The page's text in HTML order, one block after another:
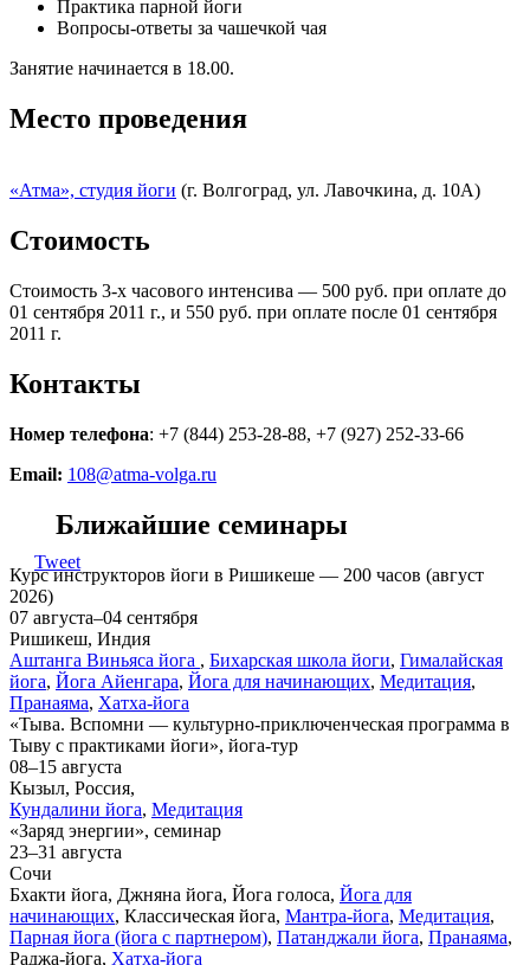
Практика парной йоги
Вопросы-ответы за чашечкой чая
Занятие начинается в 18.00.
Место проведения
«Атма», студия йоги (г. Волгоград, ул. Лавочкина, д. 10А)
Стоимость
Стоимость 3-х часового интенсива — 500 руб. при оплате до
01 сентября 2011 г., и 550 руб. при оплате после 01 сентября
2011 г.
Контакты
Номер телефона: +7 (844) 253-28-88, +7 (927) 252-33-66
Email: 108@atma-volga.ru
Tweet
Ближайшие семинары
Курс инструкторов йоги в Ришикеше — 200 часов (август
2026)
07 августа–04 сентября
Ришикеш, Индия
Аштанга Виньяса йога , Бихарская школа йоги, Гималайская
йога, Йога Айенгара, Йога для начинающих, Медитация,
Пранаяма, Хатха-йога
«Тыва. Вспомни — культурно-приключенческая программа в
Тыву с практиками йоги», йога-тур
08–15 августа
Кызыл, Россия,
Кундалини йога, Медитация
«Заряд энергии», семинар
23–31 августа
Сочи
Бхакти йога, Джняна йога, Йога голоса, Йога для
начинающих, Классическая йога, Мантра-йога, Медитация,
Парная йога (йога с партнером), Патанджали йога, Пранаяма,
Раджа-йога, Хатха-йога